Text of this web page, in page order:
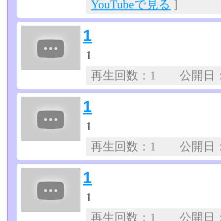
YouTubeで見る ]
1
1
再生回数：1 公開
1
1
再生回数：1 公開
1
1
再生回数：1 公開